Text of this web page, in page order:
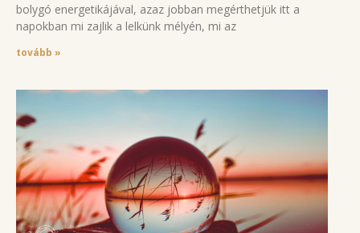
bolygó energetikájával, azaz jobban megérthetjük itt a
napokban mi zajlik a lelkünk mélyén, mi az
tovább »